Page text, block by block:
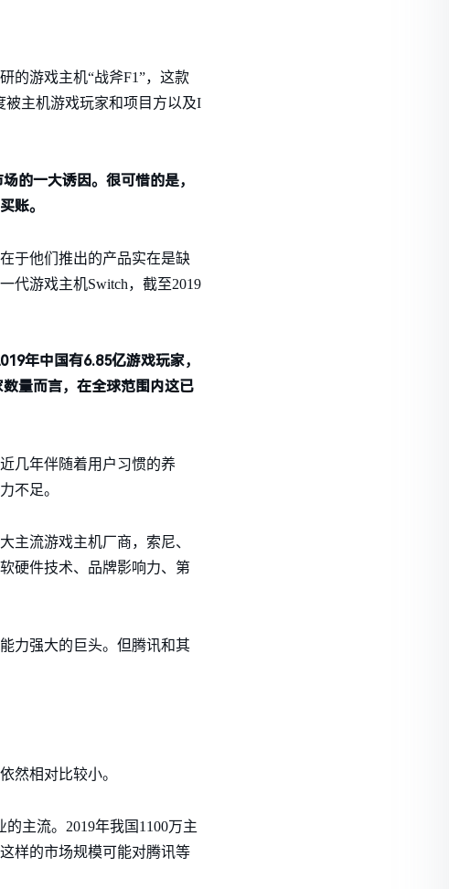
的游戏主机“战斧F1”，这款
被主机游戏玩家和项目方以及I
的一大诱因。很可惜的是，
账。
于他们推出的产品实在是缺
代游戏主机Switch，截至2019
年中国有6.85亿游戏玩家，
量而言，在全球范围内这已
几年伴随着用户习惯的养
不足。
主流游戏主机厂商，索尼、
硬件技术、品牌影响力、第
力强大的巨头。但腾讯和其
然相对比较小。
主流。2019年我国1100万主
样的市场规模可能对腾讯等